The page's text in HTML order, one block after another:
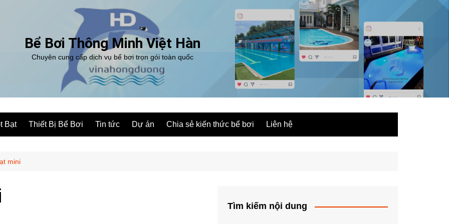
Bể Bơi Thông Minh Việt Hàn
Chuyên cung cấp dịch vụ bể bơi trọn gói toàn quốc
Bạt Thiết Bị Bể Bơi Tin tức Dự án Chia sẻ kiến thức bể bơi Liên hệ
mini
Tìm kiếm nội dung